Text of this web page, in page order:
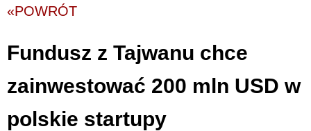
«POWRÓT
Fundusz z Tajwanu chce
zainwestować 200 mln USD w
polskie startupy